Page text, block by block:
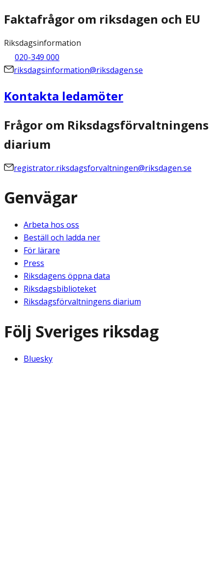
Faktafrågor om riksdagen och EU
Riksdagsinformation
020-349 000
riksdagsinformation@riksdagen.se
Kontakta ledamöter
Frågor om Riksdagsförvaltningens
diarium
registrator.riksdagsforvaltningen@riksdagen.se
Genvägar
Arbeta hos oss
Beställ och ladda ner
För lärare
Press
Riksdagens öppna data
Riksdagsbiblioteket
Riksdagsförvaltningens diarium
Följ Sveriges riksdag
Bluesky